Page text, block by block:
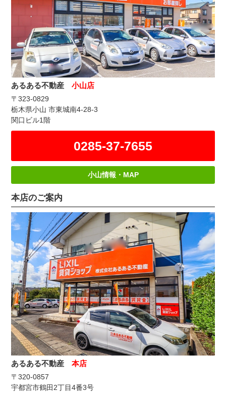
あるある不動産小山店
〒323-0829
栃木県小山 市東城南4-28-3
関口ビル1階
0285-37-7655
小山情報・MAP
本店のご案内
あるある不動産本店
〒320-0857
宇都宮市鶴田2丁目4番3号